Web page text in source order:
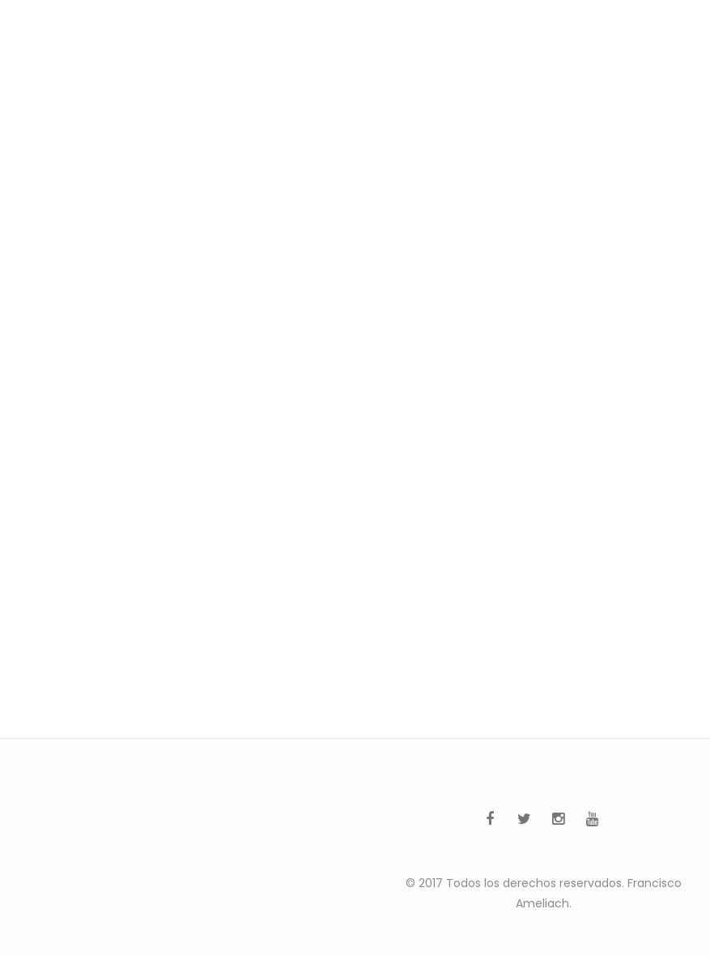
© 2017 Todos los derechos reservados. Francisco
Ameliach.